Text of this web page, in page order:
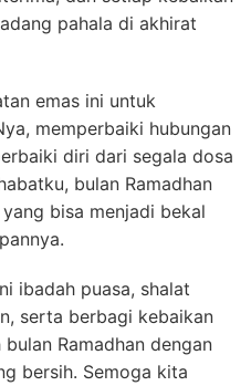
pahala di akhirat
emas ini untuk
memperbaiki hubungan
diri dari segala dosa
bulan Ramadhan
bisa menjadi bekal
ibadah puasa, shalat
serta berbagi kebaikan
Ramadhan dengan
bersih. Semoga kita